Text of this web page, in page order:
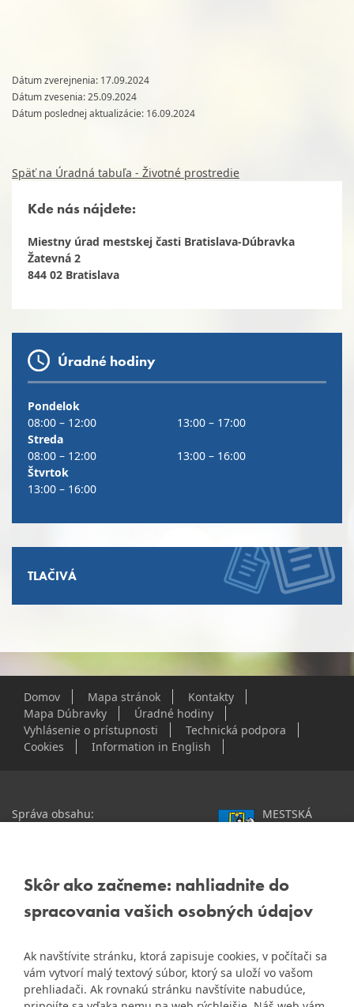
Skôr ako začneme: nahliadnite do
spracovania vašich osobných údajov
Ak navštívite stránku, ktorá zapisuje cookies, v počítači sa
vám vytvorí malý textový súbor, ktorý sa uloží vo vašom
prehliadači. Ak rovnakú stránku navštívite nabudúce,
Dátum zverejnenia: 17.09.2024
Dátum zvesenia: 25.09.2024
Dátum poslednej aktualizácie: 16.09.2024
Späť na Úradná tabuľa - Životné prostredie
Kde nás nájdete:
Miestny úrad mestskej časti Bratislava-Dúbravka
Žatevná 2
844 02 Bratislava
Úradné hodiny
Pondelok
08:00 – 12:00
13:00 – 17:00
Streda
08:00 – 12:00
13:00 – 16:00
Štvrtok
13:00 – 16:00
TLAČIVÁ
Domov Mapa stránok
Kontakty
Mapa Dúbravky
Úradné hodiny
Vyhlásenie o prístupnosti
Technická podpora
Cookies
Information in English
Správa obsahu:
Staršie informácie a dokumenty
starej stránke Dúbravky
Naša mestská časť získala 3.
MESTSKÁ
Žatevná 2, 844 02
IČO: 00603406
DIČ: 2020919120
IČ DPH: Nie sme platca